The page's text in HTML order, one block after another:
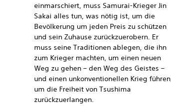
einmarschiert, muss Samurai-Krieger Jin
Sakai alles tun, was nötig ist, um die
Bevölkerung um jeden Preis zu schützen
und sein Zuhause zurückzuerobern. Er
muss seine Traditionen ablegen, die ihn
zum Krieger machten, um einen neuen
Weg zu gehen – den Weg des Geistes –
und einen unkonventionellen Krieg führen,
um die Freiheit von Tsushima
zurückzuerlangen.